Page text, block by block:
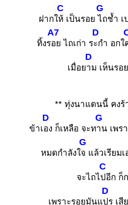
ฝากใ
C
ห้ เป็นรอย
G
ไถช้ำ เ
ทิ้งร
A7
อย ไถเก่า ร
D
ะกำ อกใ
เมื่อย
D
าม เห็นรอ
** ทุ่งนาแดนนี้ คงร้
ข้าเ
D
อง ก็เหลือ จะท
G
าน เพร
หมดกำลังใ
G
จ แล้วเรียม
จะไถไ
C
ปอีก ก็
เพราะรอยมันแ
D
ปร เสี